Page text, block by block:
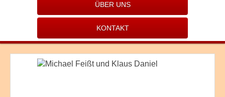
ÜBER UNS
KONTAKT